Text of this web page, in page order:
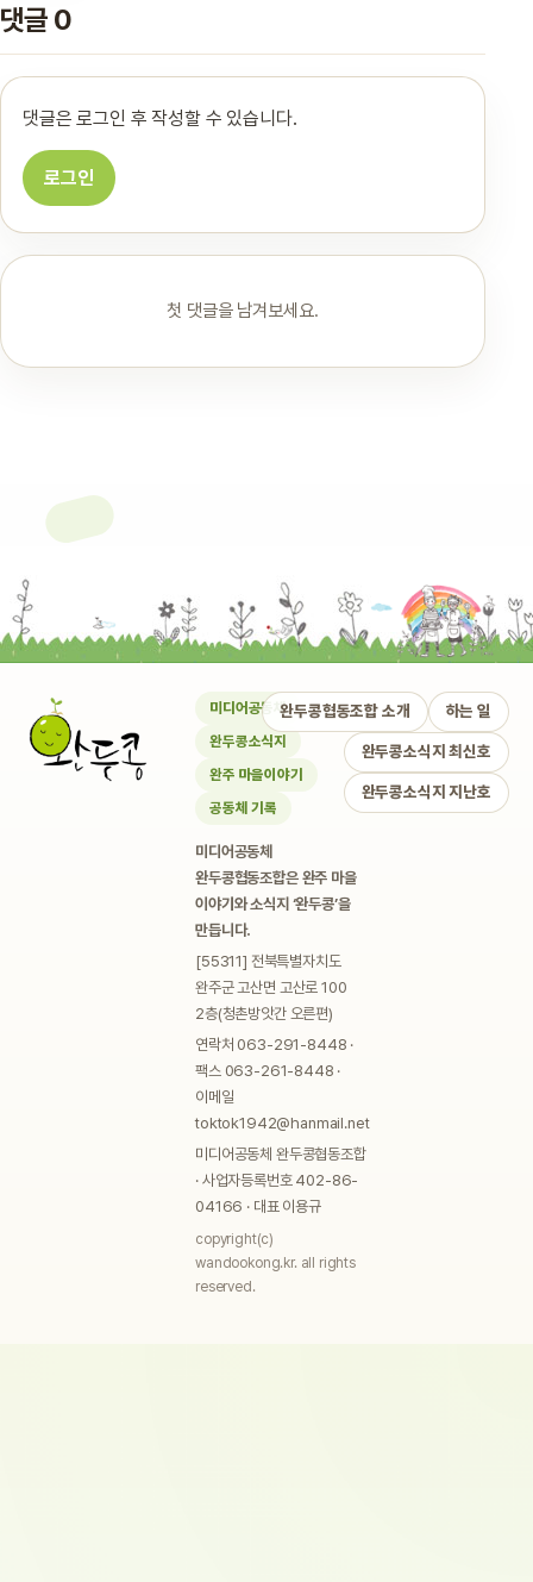
댓글 0
댓글은 로그인 후 작성할 수 있습니다.
로그인
첫 댓글을 남겨보세요.
미디어공동체
완두콩소식지
완주 마을이야기
공동체 기록
미디어공동체
완두콩협동조합은 완주 마을
이야기와 소식지 ‘완두콩’을
만듭니다.
[55311] 전북특별자치도
완주군 고산면 고산로 100
2층(청촌방앗간 오른편)
연락처 063-291-8448 ·
팩스 063-261-8448 ·
이메일
toktok1942@hanmail.net
미디어공동체 완두콩협동조합
· 사업자등록번호 402-86-
04166 · 대표 이용규
copyright(c)
wandookong.kr. all rights
reserved.
완두콩협동조합 소개 하는 일
완두콩소식지 최신호
완두콩소식지 지난호